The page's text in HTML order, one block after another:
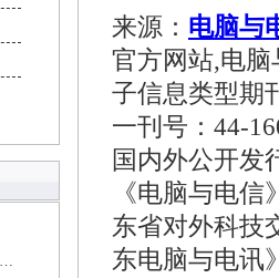
来源： 电脑与
官方网站,电
子信息类型期
一刊号：44-
国内外公开发
《电脑与电
东省对外科技
东电脑与电讯